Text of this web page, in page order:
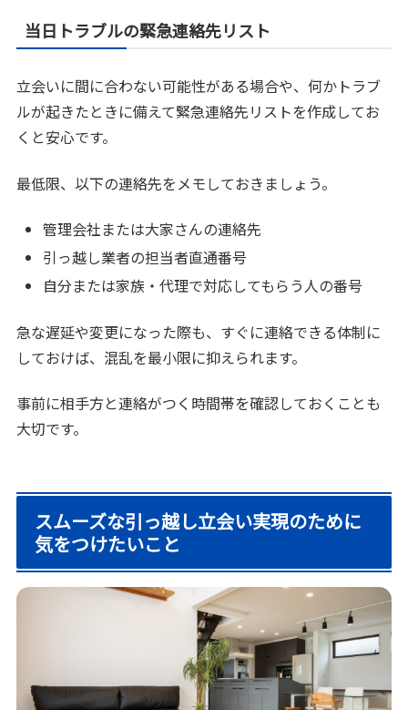
当日トラブルの緊急連絡先リスト
立会いに間に合わない可能性がある場合や、何かトラブ
ルが起きたときに備えて緊急連絡先リストを作成してお
くと安心です。
最低限、以下の連絡先をメモしておきましょう。
管理会社または大家さんの連絡先
引っ越し業者の担当者直通番号
自分または家族・代理で対応してもらう人の番号
急な遅延や変更になった際も、すぐに連絡できる体制に
しておけば、混乱を最小限に抑えられます。
事前に相手方と連絡がつく時間帯を確認しておくことも
大切です。
スムーズな引っ越し立会い実現のために
気をつけたいこと